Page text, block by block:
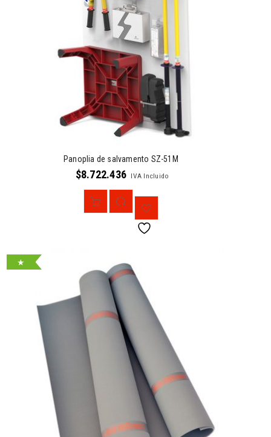
Panoplia de salvamento SZ-51M
$8.722.436 IVA Incluido
★